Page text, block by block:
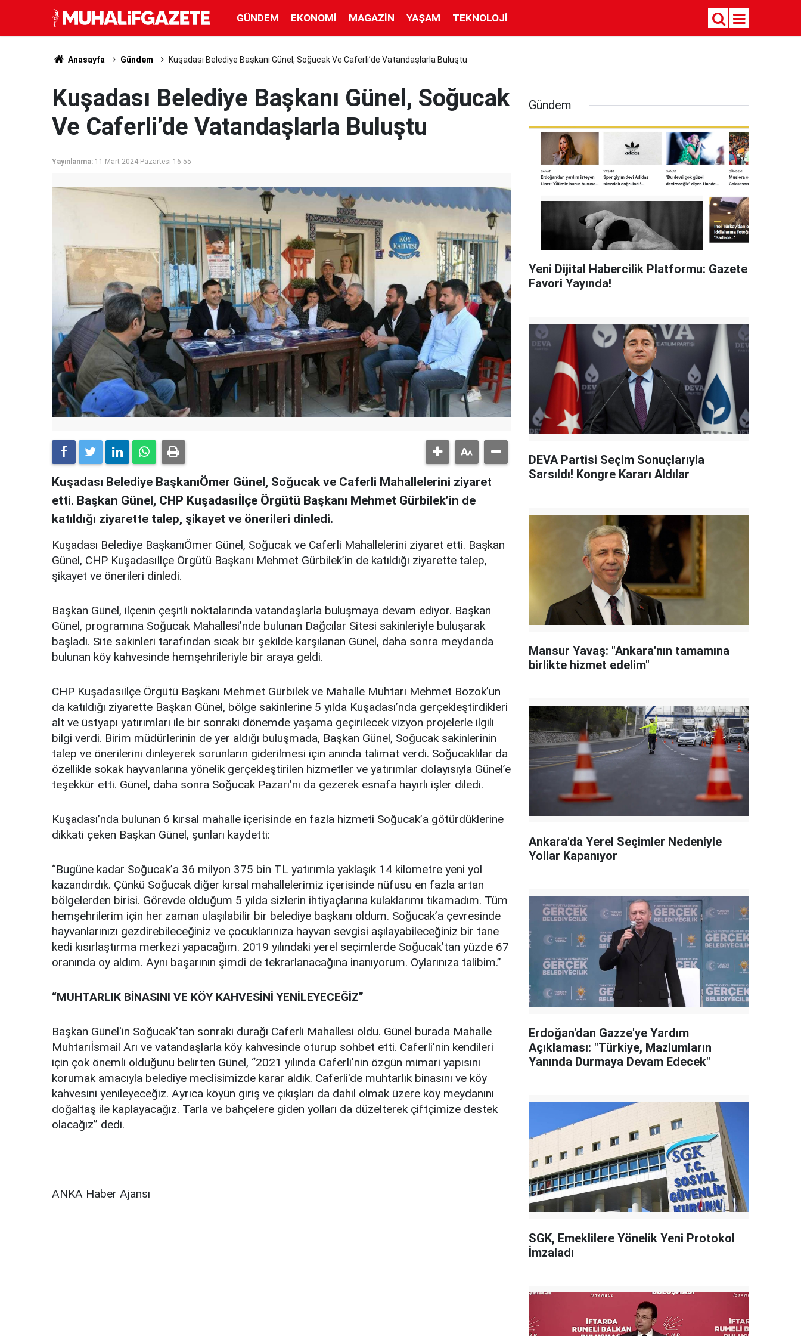
GÜNDEM EKONOMI MAGAZIN YAŞAM TEKNOLOJI
Anasayfa Gündem Kuşadası Belediye Başkanı Günel, Soğucak Ve Caferli’de Vatandaşlarla Buluştu
Kuşadası Belediye Başkanı Günel, Soğucak
Ve Caferli’de Vatandaşlarla Buluştu
Yayınlanma: 11 Mart 2024 Pazartesi 16:55
Kuşadası Belediye BaşkanıÖmer Günel, Soğucak ve Caferli Mahallelerini ziyaret
etti. Başkan Günel, CHP Kuşadasıİlçe Örgütü Başkanı Mehmet Gürbilek’in de
katıldığı ziyarette talep, şikayet ve önerileri dinledi.
Kuşadası Belediye BaşkanıÖmer Günel, Soğucak ve Caferli Mahallelerini ziyaret etti. Başkan
Günel, CHP Kuşadasıİlçe Örgütü Başkanı Mehmet Gürbilek’in de katıldığı ziyarette talep,
şikayet ve önerileri dinledi.
Başkan Günel, ilçenin çeşitli noktalarında vatandaşlarla buluşmaya devam ediyor. Başkan
Günel, programına Soğucak Mahallesi’nde bulunan Dağcılar Sitesi sakinleriyle buluşarak
başladı. Site sakinleri tarafından sıcak bir şekilde karşılanan Günel, daha sonra meydanda
bulunan köy kahvesinde hemşehrileriyle bir araya geldi.
CHP Kuşadasıİlçe Örgütü Başkanı Mehmet Gürbilek ve Mahalle Muhtarı Mehmet Bozok’un
da katıldığı ziyarette Başkan Günel, bölge sakinlerine 5 yılda Kuşadası’nda gerçekleştirdikleri
alt ve üstyapı yatırımları ile bir sonraki dönemde yaşama geçirilecek vizyon projelerle ilgili
bilgi verdi. Birim müdürlerinin de yer aldığı buluşmada, Başkan Günel, Soğucak sakinlerinin
talep ve önerilerini dinleyerek sorunların giderilmesi için anında talimat verdi. Soğucaklılar da
özellikle sokak hayvanlarına yönelik gerçekleştirilen hizmetler ve yatırımlar dolayısıyla Günel’e
teşekkür etti. Günel, daha sonra Soğucak Pazarı’nı da gezerek esnafa hayırlı işler diledi.
Kuşadası’nda bulunan 6 kırsal mahalle içerisinde en fazla hizmeti Soğucak’a götürdüklerine
dikkati çeken Başkan Günel, şunları kaydetti:
“Bugüne kadar Soğucak’a 36 milyon 375 bin TL yatırımla yaklaşık 14 kilometre yeni yol
kazandırdık. Çünkü Soğucak diğer kırsal mahallelerimiz içerisinde nüfusu en fazla artan
bölgelerden birisi. Görevde olduğum 5 yılda sizlerin ihtiyaçlarına kulaklarımı tıkamadım. Tüm
hemşehrilerim için her zaman ulaşılabilir bir belediye başkanı oldum. Soğucak’a çevresinde
hayvanlarınızı gezdirebileceğiniz ve çocuklarınıza hayvan sevgisi aşılayabileceğiniz bir tane
kedi kısırlaştırma merkezi yapacağım. 2019 yılındaki yerel seçimlerde Soğucak’tan yüzde 67
oranında oy aldım. Aynı başarının şimdi de tekrarlanacağına inanıyorum. Oylarınıza talibim.”
“MUHTARLIK BİNASINI VE KÖY KAHVESİNİ YENİLEYECEĞİZ”
Başkan Günel'in Soğucak'tan sonraki durağı Caferli Mahallesi oldu. Günel burada Mahalle
Muhtarıİsmail Arı ve vatandaşlarla köy kahvesinde oturup sohbet etti. Caferli'nin kendileri
için çok önemli olduğunu belirten Günel, “2021 yılında Caferli'nin özgün mimari yapısını
korumak amacıyla belediye meclisimizde karar aldık. Caferli'de muhtarlık binasını ve köy
kahvesini yenileyeceğiz. Ayrıca köyün giriş ve çıkışları da dahil olmak üzere köy meydanını
doğaltaş ile kaplayacağız. Tarla ve bahçelere giden yolları da düzelterek çiftçimize destek
olacağız” dedi.
ANKA Haber Ajansı
Gündem
Yeni Dijital Habercilik Platformu: Gazete
Favori Yayında!
DEVA Partisi Seçim Sonuçlarıyla
Sarsıldı! Kongre Kararı Aldılar
Mansur Yavaş: "Ankara'nın tamamına
birlikte hizmet edelim"
Ankara'da Yerel Seçimler Nedeniyle
Yollar Kapanıyor
Erdoğan'dan Gazze'ye Yardım
Açıklaması: "Türkiye, Mazlumların
Yanında Durmaya Devam Edecek"
SGK, Emeklilere Yönelik Yeni Protokol
İmzaladı